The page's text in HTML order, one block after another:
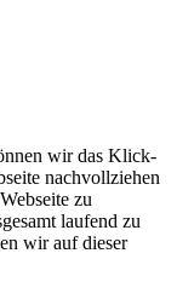
wir das Klick-
nachvollziehen
zu
laufend zu
wir auf dieser